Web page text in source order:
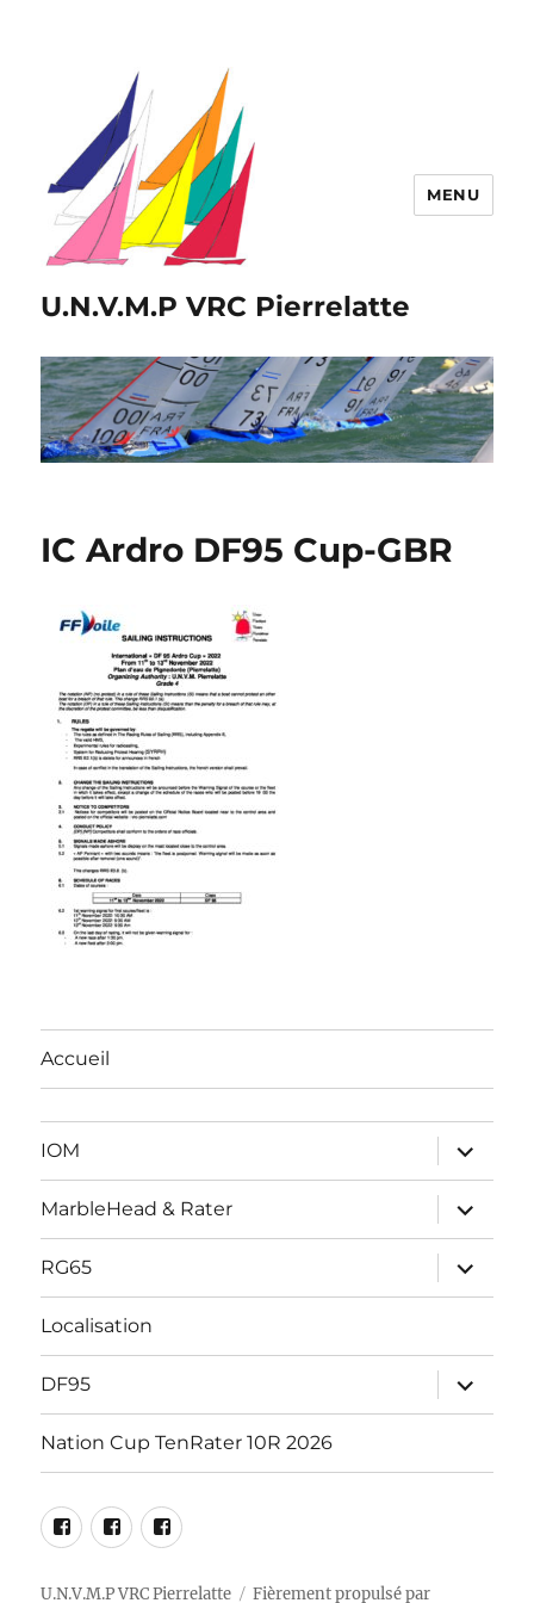
U.N.V.M.P VRC Pierrelatte
MENU
IC Ardro DF95 Cup-GBR
Accueil
IOM
ouvrir
le
sous-
menu
MarbleHead & Rater
ouvrir
le
sous-
menu
RG65
ouvrir
le
sous-
Localisation
DF95
ouvrir
le
sous-
Nation Cup TenRater 10R 2026
Facebook
Marblehead
–
RG65
Racing
Pierrelatte
DF95
Pierrelatte
U.N.V.M.P VRC Pierrelatte Fièrement propulsé par